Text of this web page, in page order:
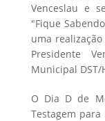
Venceslau e
"Fique
uma
Presidente
Municipal DST/
O Dia D de
Testagem para